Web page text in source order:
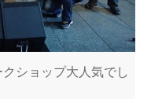
ショップ大人気でし